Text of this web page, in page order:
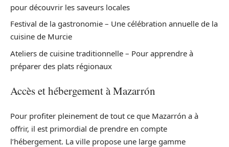
pour découvrir les saveurs locales
Festival de la gastronomie – Une célébration annuelle de la
cuisine de Murcie
Ateliers de cuisine traditionnelle – Pour apprendre à
préparer des plats régionaux
Accès et hébergement à Mazarrón
Pour profiter pleinement de tout ce que Mazarrón a à
offrir, il est primordial de prendre en compte
l’hébergement. La ville propose une large gamme